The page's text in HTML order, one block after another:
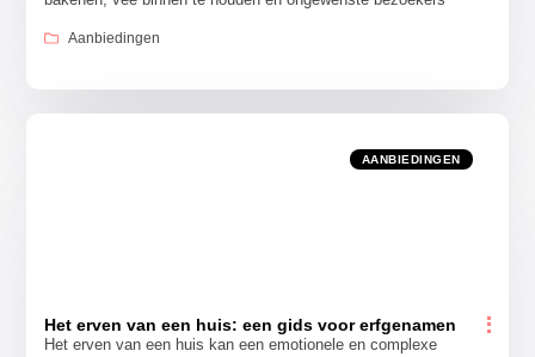
Aanbiedingen
AANBIEDINGEN
Het erven van een huis: een gids voor erfgenamen
Het erven van een huis kan een emotionele en complexe